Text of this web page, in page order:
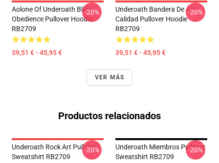
Aolone Of Underoath Blind
Obedience Pullover Hoodie
RB2709
39,51 € - 45,95 €
-20%
Underoath Bandera De Alta
Calidad Pullover Hoodie
RB2709
39,51 € - 45,95 €
-20%
VER MÁS
Productos relacionados
Underoath Rock Art Pullover
Sweatshirt RB2709
-20%
Underoath Miembros Pullover
Sweatshirt RB2709
-20%